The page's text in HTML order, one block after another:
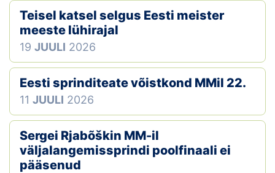
Teisel katsel selgus Eesti meister
meeste lühirajal
19 JUULI 2026
Eesti sprinditeate võistkond MMil 22.
11 JUULI 2026
Sergei Rjabõškin MM-il
väljalangemissprindi poolfinaali ei
pääsenud